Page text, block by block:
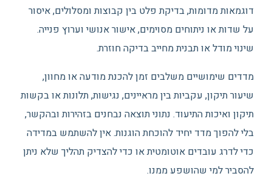
דוגמאות מדומות, בדיקת פלט בין קבוצות ומסלולים, איסור
על שדות או ניתוחים מסוימים, אישור אנושי וערוץ פנייה.
שינוי מודל או תבנית מחייב בדיקה חוזרת.
מדדים שימושיים משלבים זמן להכנת מודעה או מחוון,
שיעור תיקון, עקביות בין מראיינים, נגישות, תלונות או בקשות
תיקון ואיכות התיעוד. נתוני תוצאה נבחנים בזהירות ובהקשר,
בלי להפוך מדד יחיד להוכחת הוגנות. אין להשתמש במדידה
כדי לדרג עובדים אוטומטית או כדי להצדיק תהליך שלא ניתן
להסביר למי שהושפע ממנו.